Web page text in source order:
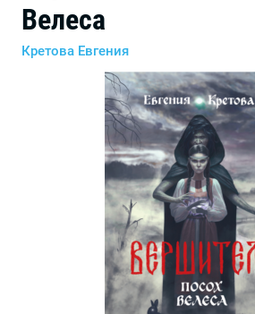
Велеса
Кретова Евгения